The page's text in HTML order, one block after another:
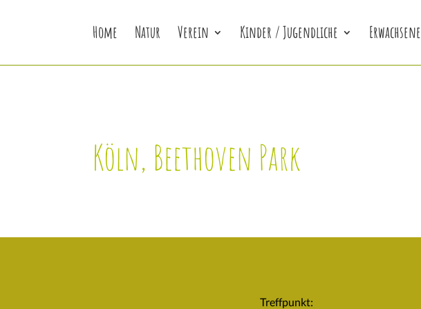
Home Natur Verein Kinder / Jugendliche Erwachsene
Köln, Beethoven Park
Treffpunkt: